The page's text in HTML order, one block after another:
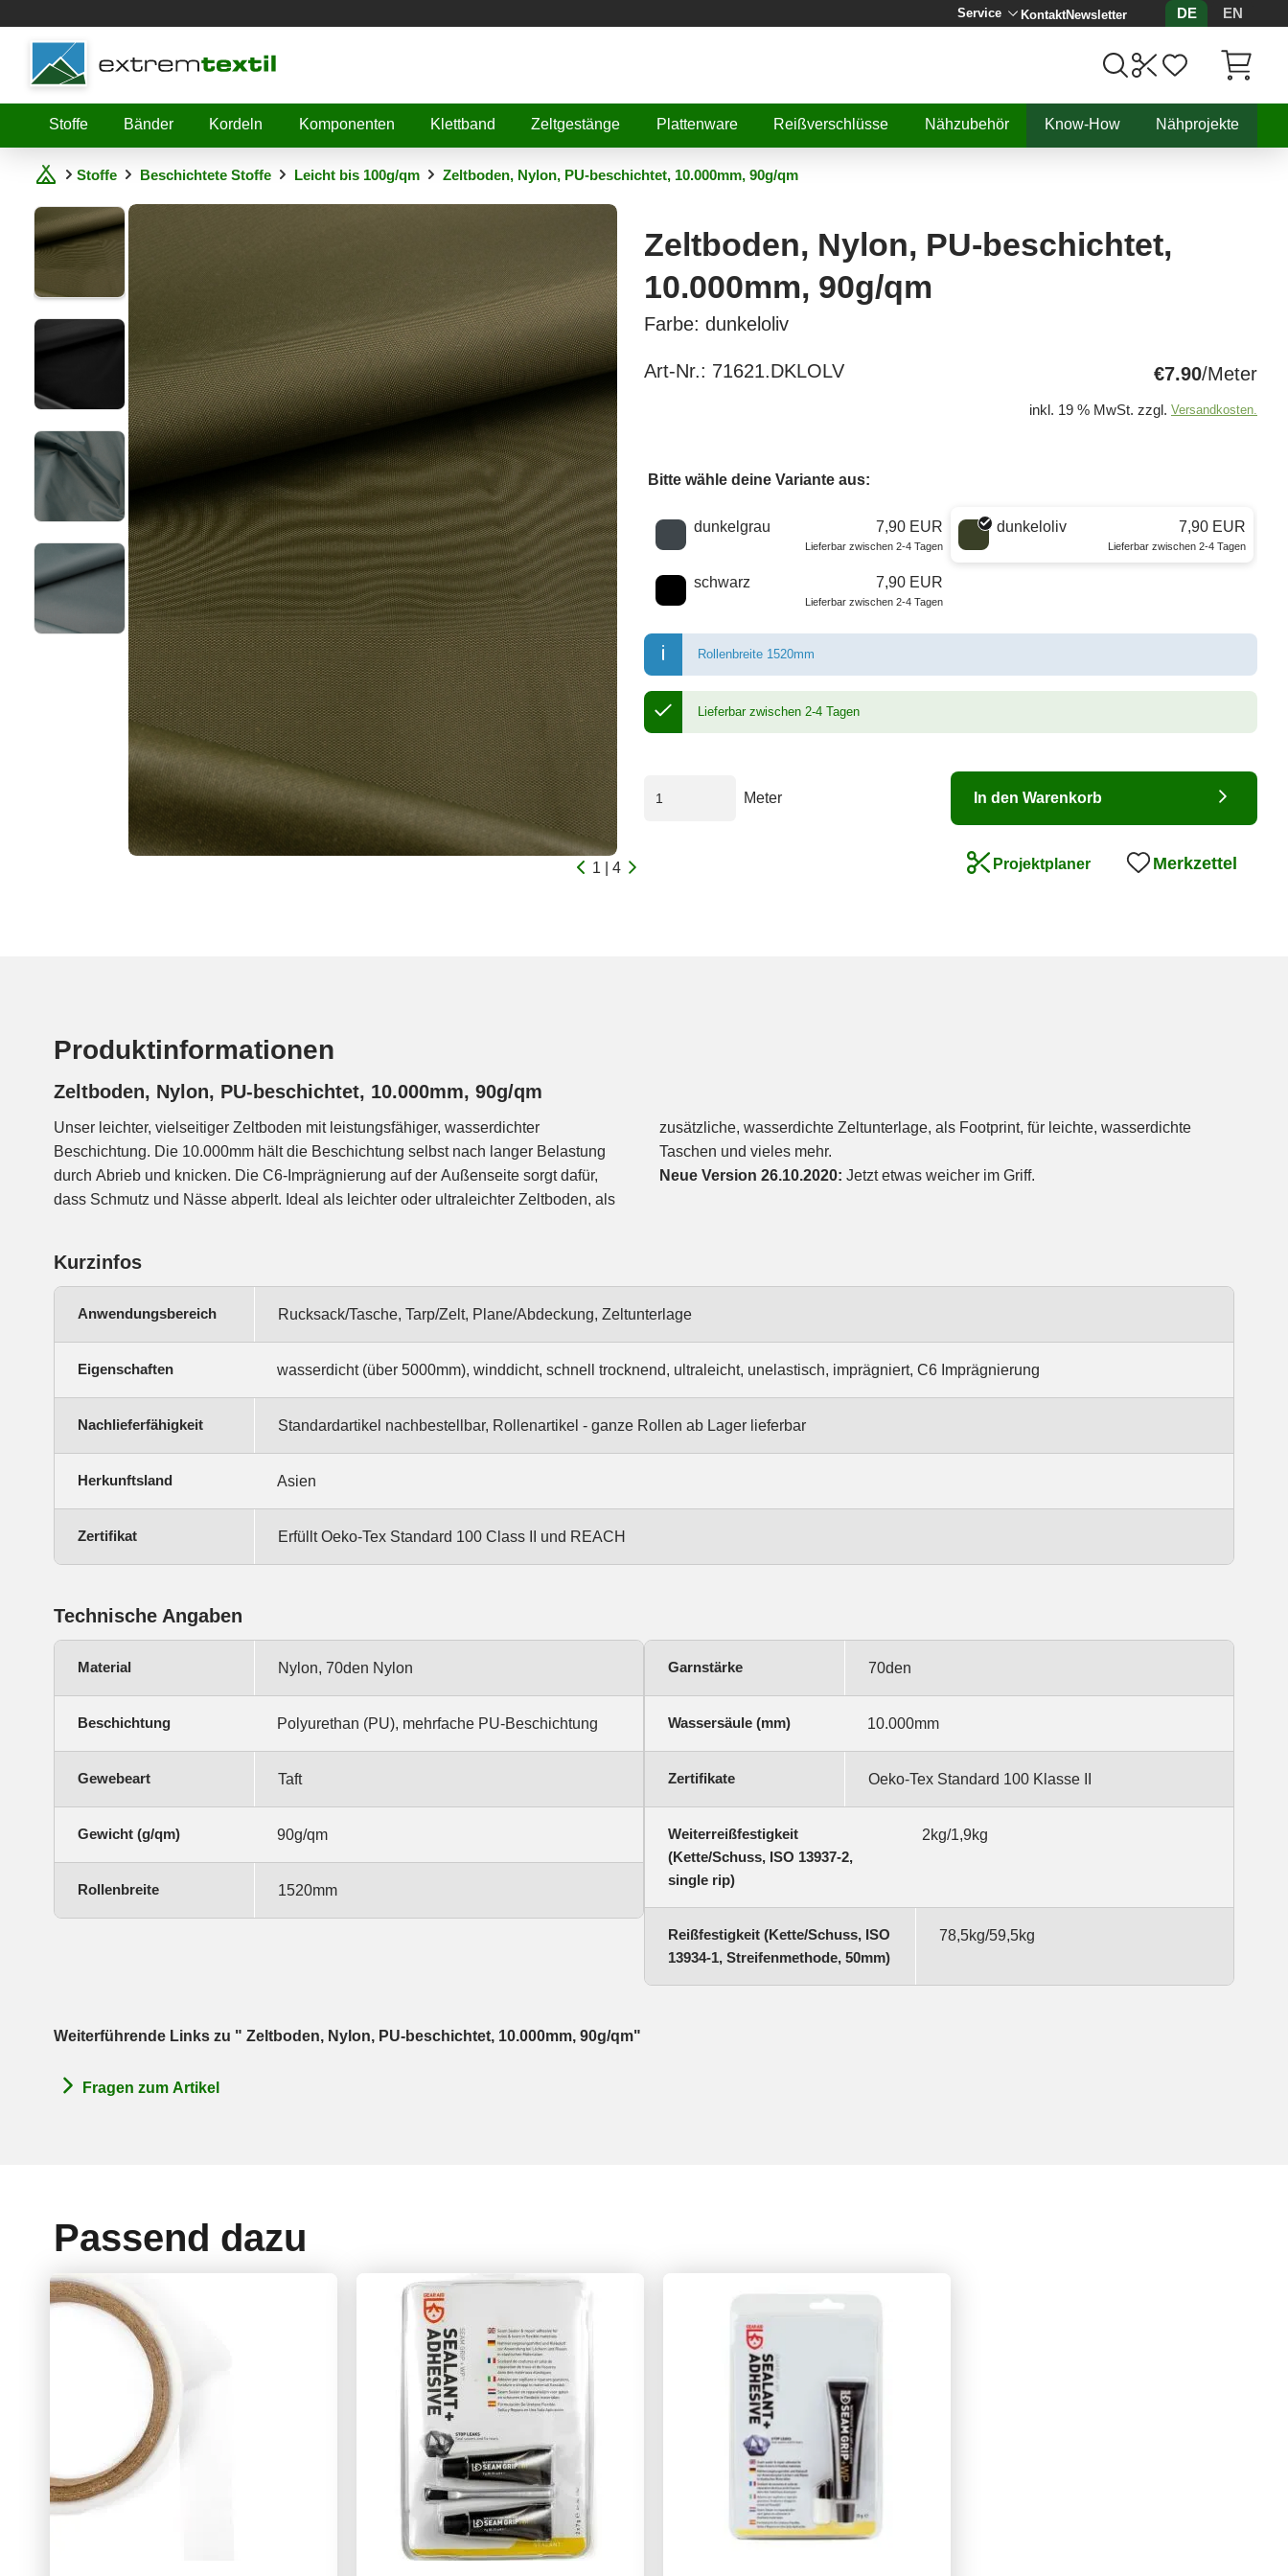
Service KontaktNewsletter DE
EN
Shopware
Stoffe
Bänder Kordeln Komponenten Klettband Zeltgestänge Plattenware Reißverschlüsse Nähzubehör Know-How Nähprojekte
Stoffe Beschichtete Stoffe Leicht bis 100g/qm Zeltboden, Nylon, PU-beschichtet, 10.000mm, 90g/qm
1 | 4
Zeltboden, Nylon, PU-beschichtet,
10.000mm, 90g/qm
Farbe: dunkeloliv
Art-Nr.: 71621.DKLOLV €7.90/Meter
inkl. 19 % MwSt. zzgl. Versandkosten.
Bitte wähle deine Variante aus:
Wähle eine Farbe
dunkelgrau 7,90 EUR
Lieferbar zwischen 2-4 Tagen
dunkeloliv 7,90 EUR
Lieferbar zwischen 2-4 Tagen
schwarz 7,90 EUR
Lieferbar zwischen 2-4 Tagen
Rollenbreite 1520mm
Lieferbar zwischen 2-4 Tagen
Meter In den Warenkorb
Projektplaner Merkzettel
Produktinformationen
Zeltboden, Nylon, PU-beschichtet, 10.000mm, 90g/qm
Unser leichter, vielseitiger Zeltboden mit leistungsfähiger, wasserdichter
Beschichtung. Die 10.000mm hält die Beschichtung selbst nach langer Belastung
durch Abrieb und knicken. Die C6-Imprägnierung auf der Außenseite sorgt dafür,
dass Schmutz und Nässe abperlt. Ideal als leichter oder ultraleichter Zeltboden, als
zusätzliche, wasserdichte Zeltunterlage, als Footprint, für leichte, wasserdichte
Taschen und vieles mehr.
Neue Version 26.10.2020: Jetzt etwas weicher im Griff.
Kurzinfos
Anwendungsbereich Rucksack/Tasche, Tarp/Zelt, Plane/Abdeckung, Zeltunterlage
Eigenschaften wasserdicht (über 5000mm), winddicht, schnell trocknend, ultraleicht, unelastisch, imprägniert, C6 Imprägnierung
Nachlieferfähigkeit Standardartikel nachbestellbar, Rollenartikel - ganze Rollen ab Lager lieferbar
Herkunftsland Asien
Zertifikat Erfüllt Oeko-Tex Standard 100 Class II und REACH
Technische Angaben
Material Nylon, 70den Nylon
Beschichtung Polyurethan (PU), mehrfache PU-Beschichtung
Gewebeart Taft
Gewicht (g/qm) 90g/qm
Rollenbreite 1520mm
Garnstärke 70den
Wassersäule (mm) 10.000mm
Zertifikate Oeko-Tex Standard 100 Klasse II
Weiterreißfestigkeit
(Kette/Schuss, ISO 13937-2,
single rip)
2kg/1,9kg
Reißfestigkeit (Kette/Schuss, ISO
13934-1, Streifenmethode, 50mm)
78,5kg/59,5kg
Weiterführende Links zu " Zeltboden, Nylon, PU-beschichtet, 10.000mm, 90g/qm"
Fragen zum Artikel
Passend dazu